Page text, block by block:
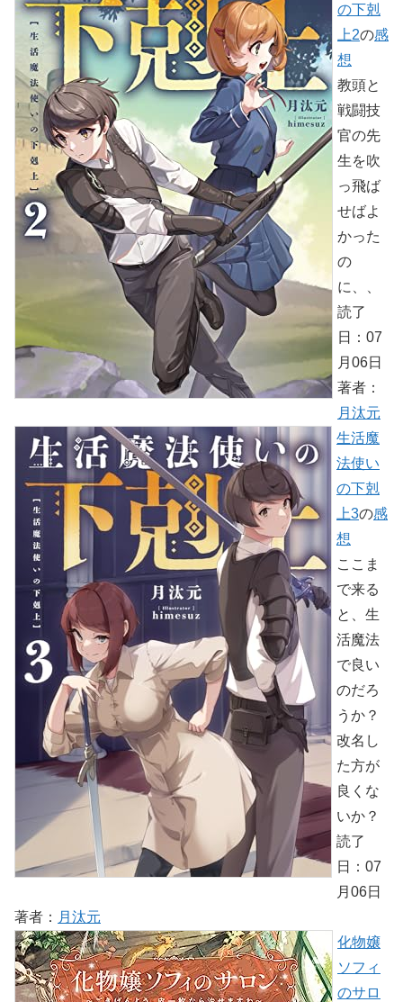
の下剋
上2の感
想
教頭と
戦闘技
官の先
生を吹
っ飛ば
せばよ
かった
の
に、、
読了
日：07
月06日
著者：
月汰元
生活魔
法使い
の下剋
上3の感
想
ここま
で来る
と、生
活魔法
で良い
のだろ
うか？
改名し
た方が
良くな
いか？
読了
日：07
月06日
著者： 月汰元
化物嬢
ソフィ
のサロ